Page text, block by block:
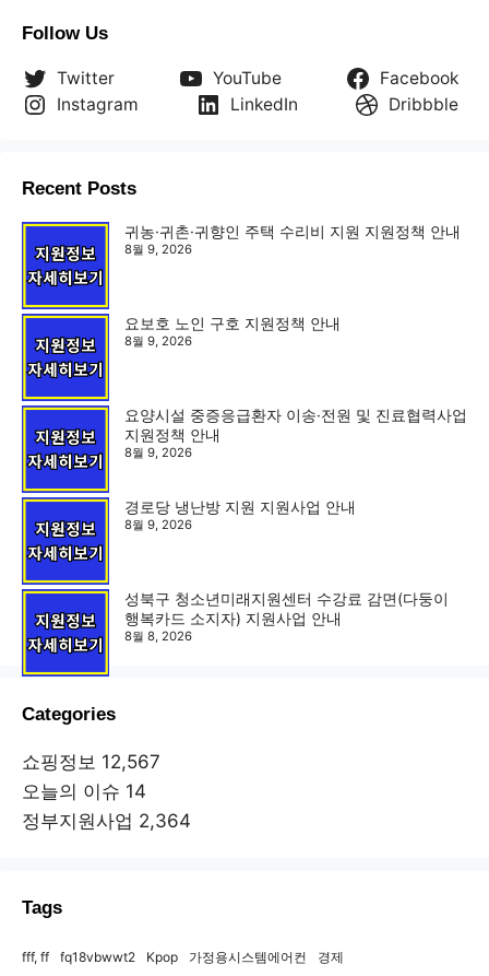
Follow Us
Twitter YouTube
Facebook
Instagram
LinkedIn Dribbble
Recent Posts
귀농·귀촌·귀향인 주택 수리비 지원 지원정책 안내
8월 9, 2026
요보호 노인 구호 지원정책 안내
8월 9, 2026
요양시설 중증응급환자 이송·전원 및 진료협력사업
지원정책 안내
8월 9, 2026
경로당 냉난방 지원 지원사업 안내
8월 9, 2026
성북구 청소년미래지원센터 수강료 감면(다둥이
행복카드 소지자) 지원사업 안내
8월 8, 2026
Categories
쇼핑정보 12,567
오늘의 이슈 14
정부지원사업 2,364
Tags
fff, ff fq18vbwwt2 Kpop 가정용시스템에어컨
경제